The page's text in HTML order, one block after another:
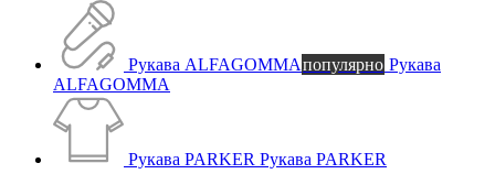
Рукава ALFAGOMMAпопулярно Рукава
ALFAGOMMA
Рукава PARKER Рукава PARKER